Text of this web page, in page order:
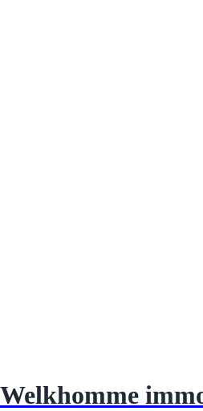
Welkhomme